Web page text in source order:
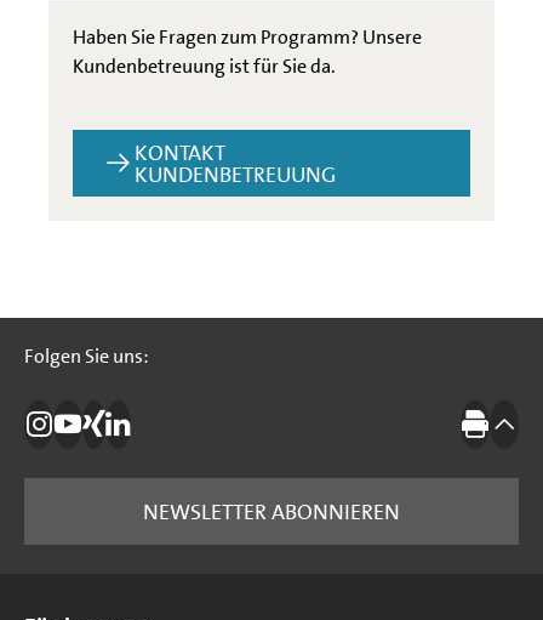
Haben Sie Fragen zum Programm? Unsere
Kundenbetreuung ist für Sie da.
KONTAKT
KUNDENBETREUUNG
Folgen Sie uns:
Folgen Sie uns:
Die IBB auf Instagram
Die IBB auf YouTube
Die IBB auf Xing
Die IBB auf LinkedIn Drucken
NEWSLETTER ABONNIEREN